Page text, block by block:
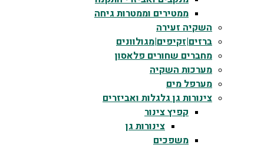
ממטירים וממטרות גיחה
השקיה זעירה
ברזים|זקיפים|מגולוונים
מחברים שחורים פלאסון
מערכות השקיה
מערפל מים
צינורות גן גלגלות ואביזרים
קפיץ צינור
צינורות גן
משפכים